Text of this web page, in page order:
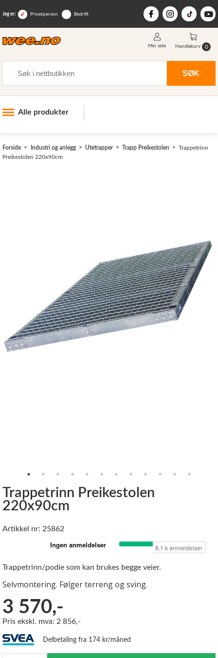
Jeg er: Privatperson Bedrift
SØK
Min side Handlekurv 0
Alle produkter
Skogsutstyr
Kundeservice
Leasing
Forside Industri og anlegg Utetrapper Trapp Preikestolen
Trappetrinn
Preikestolen 220x90cm
Trappetrinn Preikestolen
220x90cm
Artikkel nr: 25862
Trappetrinn/podie som kan brukes begge veier.
Selvmontering. Følger terreng og sving.
3 570,-
Pris ekskl. mva: 2 856,-
Delbetaling fra 174 kr/måned